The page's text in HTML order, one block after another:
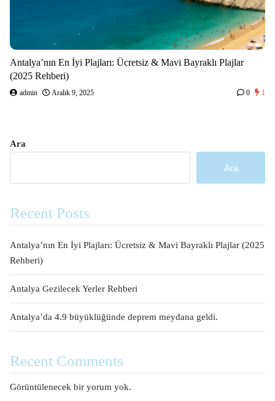
Antalya’nın En İyi Plajları: Ücretsiz & Mavi Bayraklı Plajlar
(2025 Rehberi)
admin Aralık 9, 2025 0 1
Ara
Ara
Recent Posts
Antalya’nın En İyi Plajları: Ücretsiz & Mavi Bayraklı Plajlar (2025
Rehberi)
Antalya Gezilecek Yerler Rehberi
Antalya’da 4.9 büyüklüğünde deprem meydana geldi.
Recent Comments
Görüntülenecek bir yorum yok.